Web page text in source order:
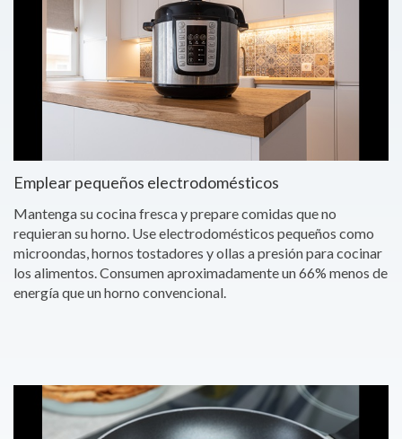
Emplear pequeños electrodomésticos
Mantenga su cocina fresca y prepare comidas que no
requieran su horno. Use electrodomésticos pequeños como
microondas, hornos tostadores y ollas a presión para cocinar
los alimentos. Consumen aproximadamente un 66% menos de
energía que un horno convencional.